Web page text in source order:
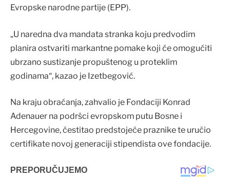
Evropske narodne partije (EPP).
„U naredna dva mandata stranka koju predvodim
planira ostvariti markantne pomake koji će omogućiti
ubrzano sustizanje propuštenog u proteklim
godinama“, kazao je Izetbegović.
Na kraju obraćanja, zahvalio je Fondaciji Konrad
Adenauer na podršci evropskom putu Bosne i
Hercegovine, čestitao predstojeće praznike te uručio
certifikate novoj generaciji stipendista ove fondacije.